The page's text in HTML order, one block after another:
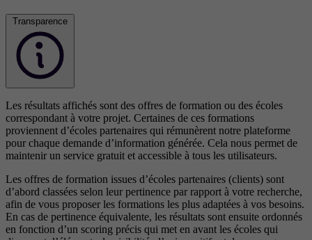
Transparence
Les résultats affichés sont des offres de formation ou des écoles
correspondant à votre projet. Certaines de ces formations
proviennent d’écoles partenaires qui rémunèrent notre plateforme
pour chaque demande d’information générée. Cela nous permet de
maintenir un service gratuit et accessible à tous les utilisateurs.
Les offres de formation issues d’écoles partenaires (clients) sont
d’abord classées selon leur pertinence par rapport à votre recherche,
afin de vous proposer les formations les plus adaptées à vos besoins.
En cas de pertinence équivalente, les résultats sont ensuite ordonnés
en fonction d’un scoring précis qui met en avant les écoles qui